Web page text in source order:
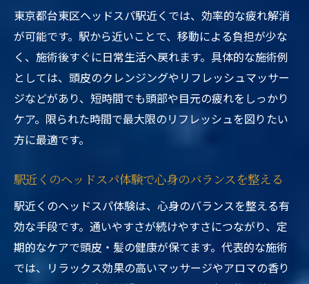
東京都台東区ヘッドスパ駅近くでは、効率的な疲れ解消
が可能です。駅から近いことで、移動による負担が少な
く、施術後すぐに日常生活へ戻れます。具体的な施術例
としては、頭皮のクレンジングやリフレッシュマッサー
ジなどがあり、短時間でも頭部や目元の疲れをしっかり
ケア。限られた時間で最大限のリフレッシュを図りたい
方に最適です。
駅近くのヘッドスパ体験で心身のバランスを整える
駅近くのヘッドスパ体験は、心身のバランスを整える有
効な手段です。通いやすさが続けやすさにつながり、定
期的なケアで頭皮・髪の健康が保てます。代表的な施術
では、リラックス効果の高いマッサージやアロマの香り